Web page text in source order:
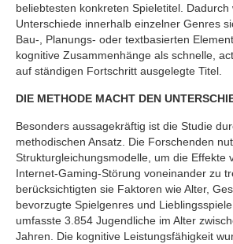
beliebtesten konkreten Spieletitel. Dadurch
Unterschiede innerhalb einzelner Genres
Bau-, Planungs- oder textbasierten
kognitive Zusammenhänge als schnelle,
auf ständigen Fortschritt ausgelegte Titel.
DIE METHODE MACHT DEN
Besonders aussagekräftig ist die Studie
methodischen Ansatz. Die Forschenden
Strukturgleichungsmodelle, um die Effekte
Internet-Gaming-Störung voneinander zu
berücksichtigten sie Faktoren wie Alter,
bevorzugte Spielgenres und
umfasste 3.854 Jugendliche im Alter
Jahren. Die kognitive Leistungsfähigkeit